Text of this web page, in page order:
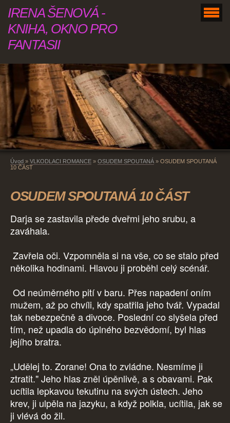
IRENA ŠENOVÁ -
KNIHA, OKNO PRO
FANTASII
Úvod » VLKODLACI ROMANCE » OSUDEM SPOUTANÁ » OSUDEM SPOUTANÁ
10 ČÁST
OSUDEM SPOUTANÁ 10 ČÁST
Darja se zastavila přede dveřmi jeho srubu, a
zaváhala.
Zavřela oči. Vzpomněla si na vše, co se stalo před
několika hodinami. Hlavou ji proběhl celý scénář.
Od neúměrného pití v baru. Přes napadení oním
mužem, až po chvíli, kdy spatřila jeho tvář. Vypadal
tak nebezpečně a divoce. Poslední co slyšela před
tím, než upadla do úplného bezvědomí, byl hlas
jejího bratra.
„Udělej to. Zorane! Ona to zvládne. Nesmíme ji
ztratit." Jeho hlas zněl úpěnlivě, a s obavami. Pak
ucítila lepkavou tekutinu na svých ústech. Jeho
krev, ji ulpěla na jazyku, a když polkla, ucítila, jak se
ji vlévá do žil.